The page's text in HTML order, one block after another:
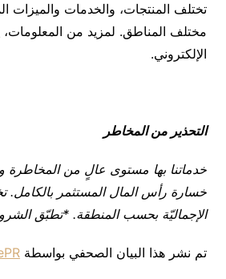
تختلف المنتجات، والخدمات والميزات
الإلكتروني.
التحذير من المخاطر
خدماتنا بها مستوى عالٍ من المخاطرة
خسارة رأس المال المستثمر بالكامل.
الإجماليّة بحسب المنطقة. *تطبّق
تم نشر هذا البيان الصحفي بواسطة